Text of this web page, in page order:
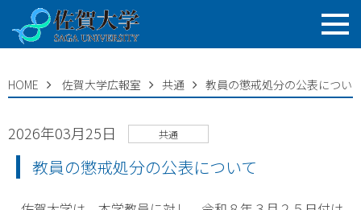
HOME 佐賀大学広報室 共通 教員の懲戒処分の公表につい
2026年03月25日 共通
教員の懲戒処分の公表について